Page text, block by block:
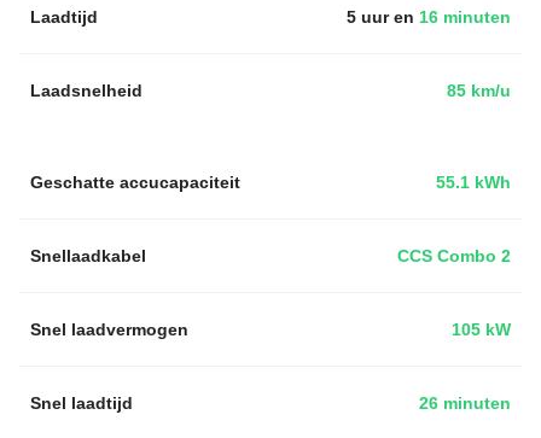
Laadtijd 5 uur en 16 minuten
Laadsnelheid 85 km/u
55.1 kWh
Geschatte accucapaciteit
Snellaadkabel CCS Combo 2
Snel laadvermogen 105 kW
Snel laadtijd 26 minuten